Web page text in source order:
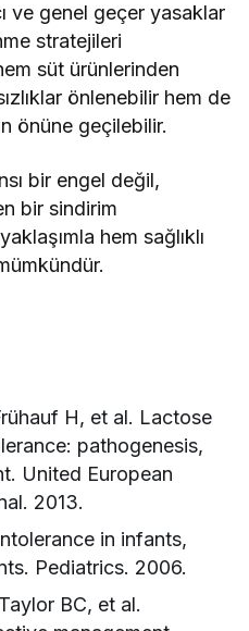
ve genel geçer yasaklar
stratejileri
süt ürünlerinden
önlenebilir hem de
önüne geçilebilir.
bir engel değil,
bir sindirim
hem sağlıklı
H, et al. Lactose
pathogenesis,
United European
2013.
in infants,
Pediatrics. 2006.
BC, et al.